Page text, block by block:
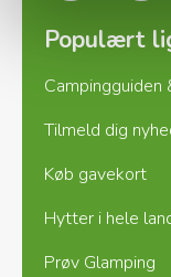
Populært
Campingguiden
Tilmeld dig
Køb gavekort
Hytter i hele
Prøv Glamping